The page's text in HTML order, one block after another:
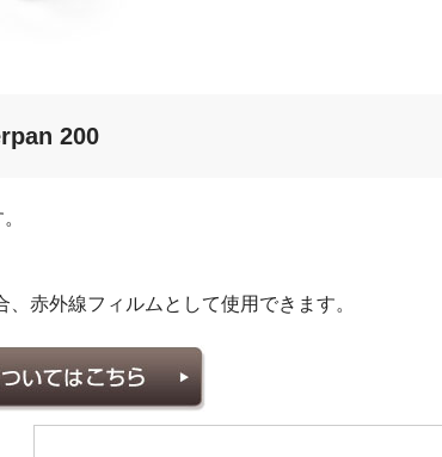
200
赤外線フィルムとして使用できます。